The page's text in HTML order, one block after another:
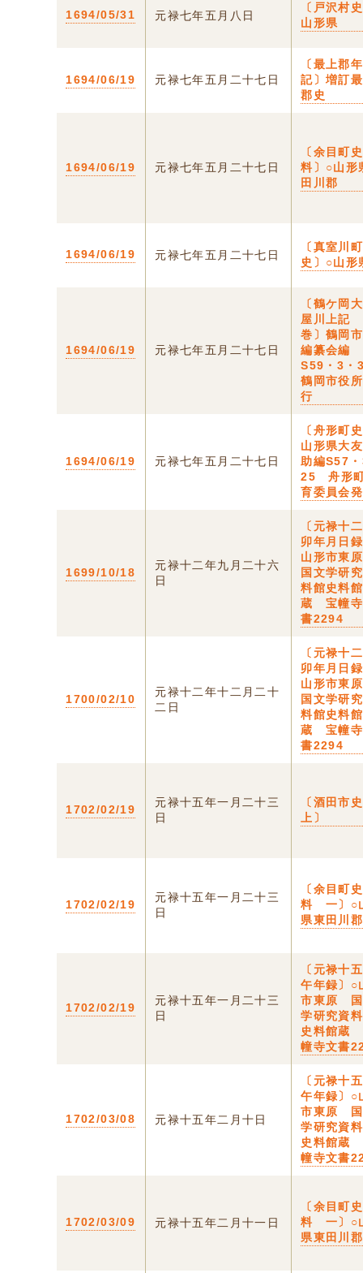
1694/05/31 元禄七年五月八日
〔戸沢村
山形県
1694/06/19 元禄七年五月二十七日
〔最上郡
記〕増訂
郡史
1694/06/19 元禄七年五月二十七日
〔余目町
料〕○山形
田川郡
1694/06/19 元禄七年五月二十七日
〔真室川町
史〕○山形
1694/06/19 元禄七年五月二十七日
〔鶴ケ岡
屋川上記
巻〕鶴岡
編纂会編
S59・3
鶴岡市役
行
1694/06/19 元禄七年五月二十七日
〔舟形町
山形県大
助編S57
25 舟形
育委員会
1699/10/18
元禄十二年九月二十六
日
〔元禄十
卯年月日
山形市東
国文学研
料館史料館
蔵 宝幢
書2294
1700/02/10
元禄十二年十二月二十
二日
〔元禄十
卯年月日
山形市東
国文学研
料館史料館
蔵 宝幢
書2294
1702/02/19
元禄十五年一月二十三
日
〔酒田
上〕
1702/02/19
元禄十五年一月二十三
日
〔余目町
料 一〕○
県東田川郡
1702/02/19
元禄十五年一月二十三
日
〔元禄十
午年録〕○
市東原
学研究資
史料館蔵
幢寺文書
1702/03/08 元禄十五年二月十日
〔元禄十
午年録〕○
市東原
学研究資
史料館蔵
幢寺文書
1702/03/09 元禄十五年二月十一日
〔余目町
料 一〕○
県東田川郡